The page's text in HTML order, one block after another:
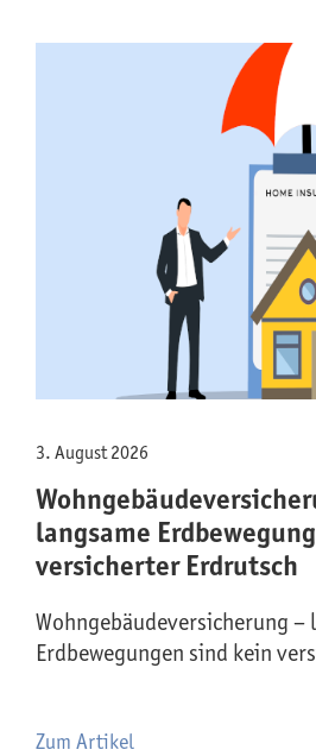
3. August 2026
langsame
versicherter Erdrutsch
Wohngebäude­versicherung –
Erdbewegungen sind kein
Zum Artikel